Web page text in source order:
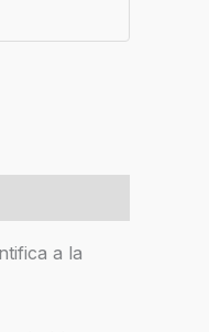
a la